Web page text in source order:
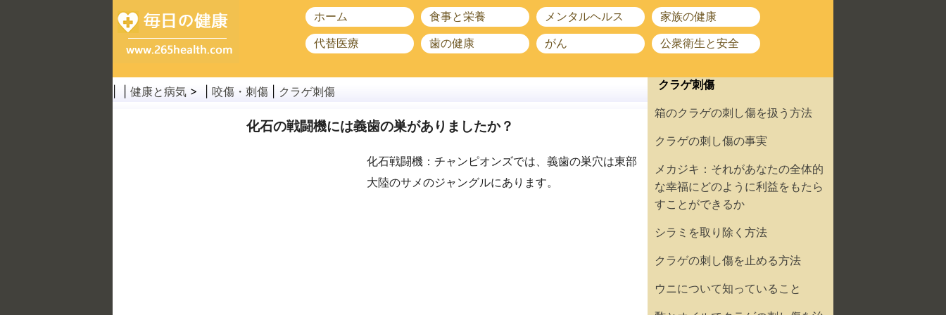
ホーム 食事と栄養 メンタルヘルス
家族の健康
代替医療
歯の健康 がん 公衆衛生と安全
健康と病気 > | 咬傷・刺傷 クラゲ刺傷
化石の戦闘機には義歯の巣がありましたか？
化石戦闘機：チャンピオンズでは、義歯の巣穴は東部
大陸のサメのジャングルにあります。
クラゲ刺傷
箱のクラゲの刺し傷を扱う方法
クラゲの刺し傷の事実
メカジキ：それがあなたの全体的
な幸福にどのように利益をもたら
すことができるか
シラミを取り除く方法
クラゲの刺し傷を止める方法
ウニについて知っていること